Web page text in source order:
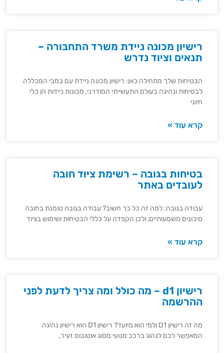
רישיון מכונה ניידת משרד התחבורה –
תנאים וציוד נדרש
הבטיחות שלך מתחילה כאן: רישיון מכונה ניידת עם במבי המכללה
לבטיחות ונהיגה בעולם התעשייתי המודרני, מכונות ניידות הן כלי
חיוני
קרא עוד »
בטיחות בגובה – רשימת ציוד חובה
לעובדים באתר
עבודה בגובה: למה זה כל כך חשוב? עבודה בגובה טומנת בחובה
סיכונים משמעותיים, ולכן הקפדה על כללי הבטיחות ושימוש בציוד
קרא עוד »
רישיון d1 – מה כולל ומה צריך לדעת לפני
ההרשמה
מה זה רישיון D1 ולמי הוא מיועד? רישיון D1 הוא רישיון נהיגה
המאפשר לכם לנהוג ברכב מנועי מסוג אוטובוס זעיר,